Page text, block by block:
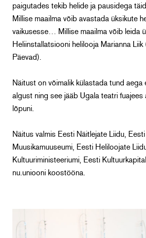
paigutades tekib helide ja pausidega
Millise maailma võib avastada üksikute
vaikusesse… Millise maailma võib leida
Heliinstallatsiooni helilooja Marianna Liik
Päevad).
Näitust on võimalik külastada tund aega
algust ning see jääb Ugala teatri
lõpuni.
Näitus valmis Eesti Näitlejate Liidu,
Muusikamuuseumi, Eesti Heliloojate
Kultuuriministeeriumi, Eesti
nu.uniooni koostööna.